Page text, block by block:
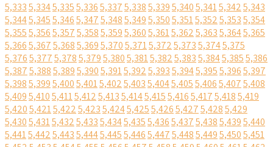
5,3335,3345,3355,3365,3375,3385,3395,3405,3415,3425,343
5,3445,3455,3465,3475,3485,3495,3505,3515,3525,3535,354
5,3555,3565,3575,3585,3595,3605,3615,3625,3635,3645,365
5,3665,3675,3685,3695,3705,3715,3725,3735,3745,375
5,3765,3775,3785,3795,3805,3815,3825,3835,3845,3855,386
5,3875,3885,3895,3905,3915,3925,3935,3945,3955,3965,397
5,3985,3995,4005,4015,4025,4035,4045,4055,4065,4075,408
5,4095,4105,4115,4125,4135,4145,4155,4165,4175,4185,419
5,4205,4215,4225,4235,4245,4255,4265,4275,4285,429
5,4305,4315,4325,4335,4345,4355,4365,4375,4385,4395,440
5,4415,4425,4435,4445,4455,4465,4475,4485,4495,4505,451